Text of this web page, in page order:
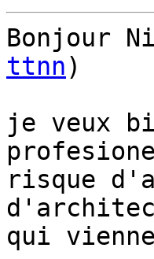
Bonjour
ttnn)
je veux
risque
qui